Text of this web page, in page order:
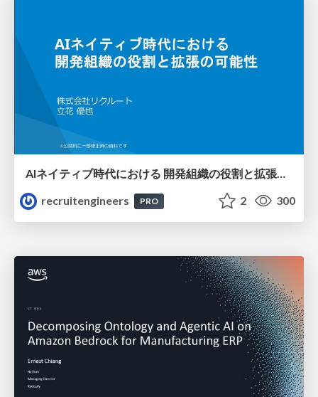
AIネイティブ時代における 開発組織の役割と拡張の可能性
recruitengineers
PRO 2 300